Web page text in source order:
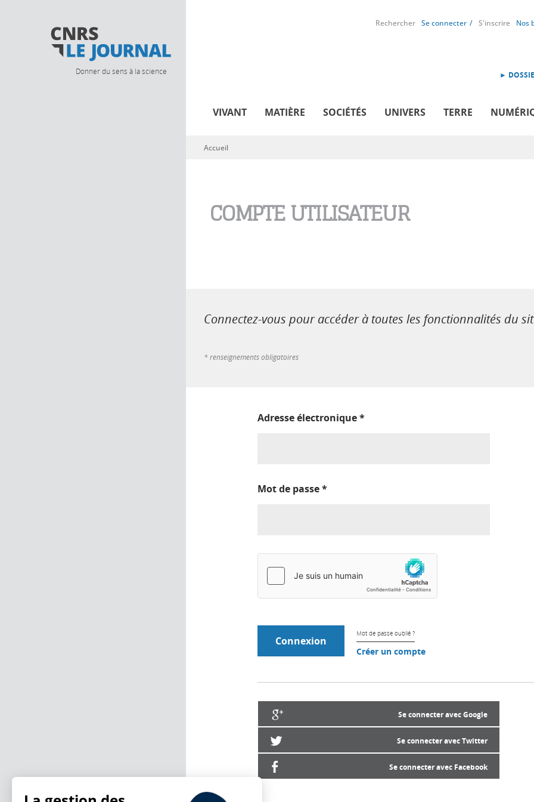
Donner du sens à la science
Rechercher Se connecter S'inscrire Nos
►
VIVANT MATIÈRE SOCIÉTÉS UNIVERS TERRE
Vous êtes ici
Accueil
COMPTE UTILISATEUR
Connectez-vous pour accéder à toutes les fonctionnalités du
* renseignements obligatoires
Adresse électronique*
Mot de passe*
Mot de passe oublié ?
Créer un compte
Se connecter avec Google
Se connecter avec Twitter
Se connecter avec Facebook